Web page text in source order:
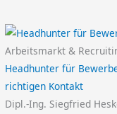
Arbeitsmarkt &
Headhunter für
richtigen Kontakt
Dipl.-Ing. Siegfried